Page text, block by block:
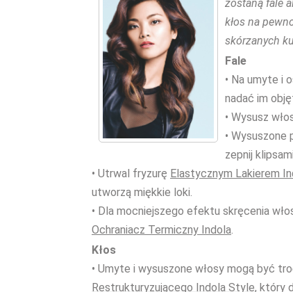
zostaną fale
kłos na
skórzanych
Fale
• Na umyte i
nadać im
• Wysusz
• Wysuszone
zepnij
• Utrwal fryzurę Elastycznym Lakierem
utworzą miękkie loki.
• Dla mocniejszego efektu skręcenia
Ochraniacz Termiczny Indola.
Kłos
• Umyte i wysuszone włosy mogą być
Restrukturyzującego Indola Style, który